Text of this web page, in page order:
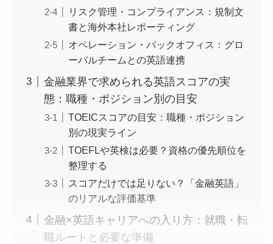
リスク管理・コンプライアンス：規制文
書と海外本社レポーティング
オペレーション・バックオフィス：グロ
ーバルチームとの英語連携
金融業界で求められる英語スコアの実
態：職種・ポジション別の目安
TOEICスコアの目安：職種・ポジション
別の現実ライン
TOEFLや英検は必要？資格の優先順位を
整理する
スコアだけでは足りない？「金融英語」
のリアルな評価基準
金融×英語キャリアへの入り方：就職・転
職ルートと必要な準備